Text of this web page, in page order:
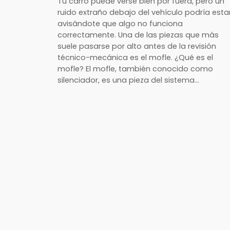
ruido extraño debajo del vehículo podría
avisándote que algo no funciona
correctamente. Una de las piezas que más
suele pasarse por alto antes de la revisión
técnico-mecánica es el mofle. ¿Qué es el
mofle? El mofle, también conocido como
silenciador, es una pieza del sistema…